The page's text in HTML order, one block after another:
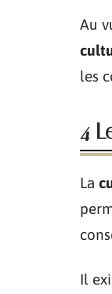
Au
les
4
La
Il